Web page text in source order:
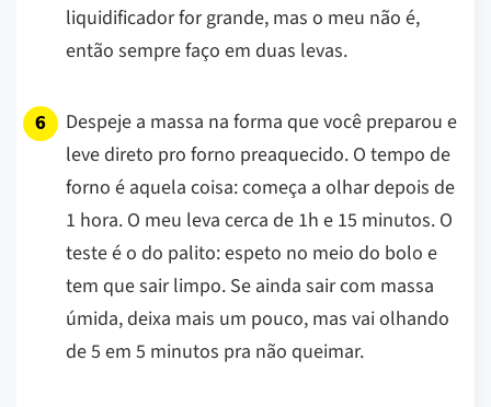
liquidificador for grande, mas o meu não é,
então sempre faço em duas levas.
Despeje a massa na forma que você preparou e
leve direto pro forno preaquecido. O tempo de
forno é aquela coisa: começa a olhar depois de
1 hora. O meu leva cerca de 1h e 15 minutos. O
teste é o do palito: espeto no meio do bolo e
tem que sair limpo. Se ainda sair com massa
úmida, deixa mais um pouco, mas vai olhando
de 5 em 5 minutos pra não queimar.